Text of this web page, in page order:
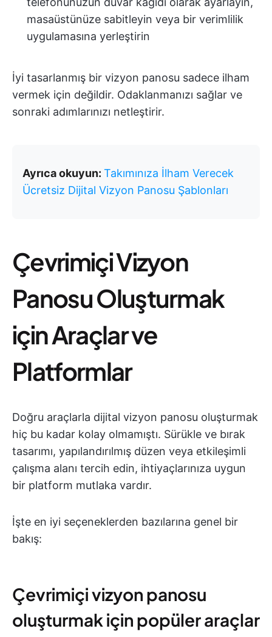
masaüstünüze sabitleyin veya bir verimlilik
uygulamasına yerleştirin
İyi tasarlanmış bir vizyon panosu sadece ilham
vermek için değildir. Odaklanmanızı sağlar ve
sonraki adımlarınızı netleştirir.
Ayrıca okuyun: Takımınıza İlham Verecek
Ücretsiz Dijital Vizyon Panosu Şablonları
Çevrimiçi Vizyon
Panosu Oluşturmak
için Araçlar ve
Platformlar
Doğru araçlarla dijital vizyon panosu oluşturmak
hiç bu kadar kolay olmamıştı. Sürükle ve bırak
tasarımı, yapılandırılmış düzen veya etkileşimli
çalışma alanı tercih edin, ihtiyaçlarınıza uygun
bir platform mutlaka vardır.
İşte en iyi seçeneklerden bazılarına genel bir
bakış:
Çevrimiçi vizyon panosu
oluşturmak için popüler araçlar